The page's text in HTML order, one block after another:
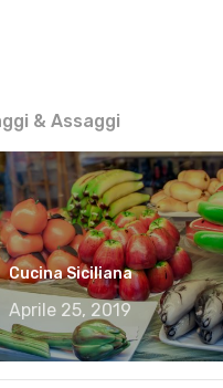
& Assaggi
Cucina Siciliana
Aprile 25, 2019